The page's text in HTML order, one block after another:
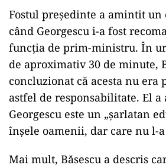
Fostul președinte a amintit un
când Georgescu i-a fost
funcția de prim-ministru. În
de aproximativ 30 de minute,
concluzionat că acesta nu
astfel de responsabilitate. El a
Georgescu este un „șarlatan
înșele oamenii, dar care nu l-
Mai mult, Băsescu a descris